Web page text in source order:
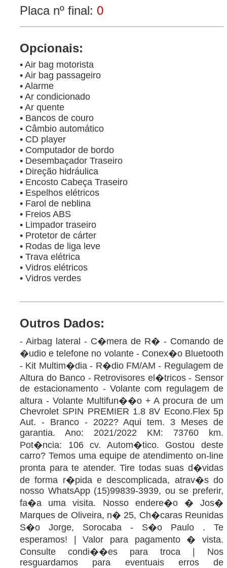
Placa nº final: 0
Opcionais:
• Air bag motorista
• Air bag passageiro
• Alarme
• Ar condicionado
• Ar quente
• Bancos de couro
• Câmbio automático
• CD player
• Computador de bordo
• Desembaçador Traseiro
• Direção hidráulica
• Encosto Cabeça Traseiro
• Espelhos elétricos
• Farol de neblina
• Freios ABS
• Limpador traseiro
• Protetor de cárter
• Rodas de liga leve
• Trava elétrica
• Vidros elétricos
• Vidros verdes
Outros Dados:
- Airbag lateral - C�mera de R� - Comando de
�udio e telefone no volante - Conex�o Bluetooth
- Kit Multim�dia - R�dio FM/AM - Regulagem de
Altura do Banco - Retrovisores el�tricos - Sensor
de estacionamento - Volante com regulagem de
altura - Volante Multifun��o + A procura de um
Chevrolet SPIN PREMIER 1.8 8V Econo.Flex 5p
Aut. - Branco - 2022? Aqui tem. 3 Meses de
garantia. Ano: 2021/2022 KM: 73760 km.
Pot�ncia: 106 cv. Autom�tico. Gostou deste
carro? Temos uma equipe de atendimento on-line
pronta para te atender. Tire todas suas d�vidas
de forma r�pida e descomplicada, atrav�s do
nosso WhatsApp (15)99839-3939, ou se preferir,
fa�a uma visita. Nosso endere�o � Jos�
Marques de Oliveira, n� 25, Ch�caras Reunidas
S�o Jorge, Sorocaba - S�o Paulo . Te
esperamos! | Valor para pagamento � vista.
Consulte condi��es para troca | Nos
resguardamos para eventuais erros de